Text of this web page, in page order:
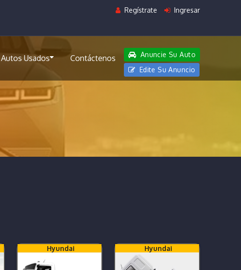
Regístrate Ingresar
Autos Usados Contáctenos
Anuncie Su Auto
Edite Su Anuncio
Hyundai Hyundai